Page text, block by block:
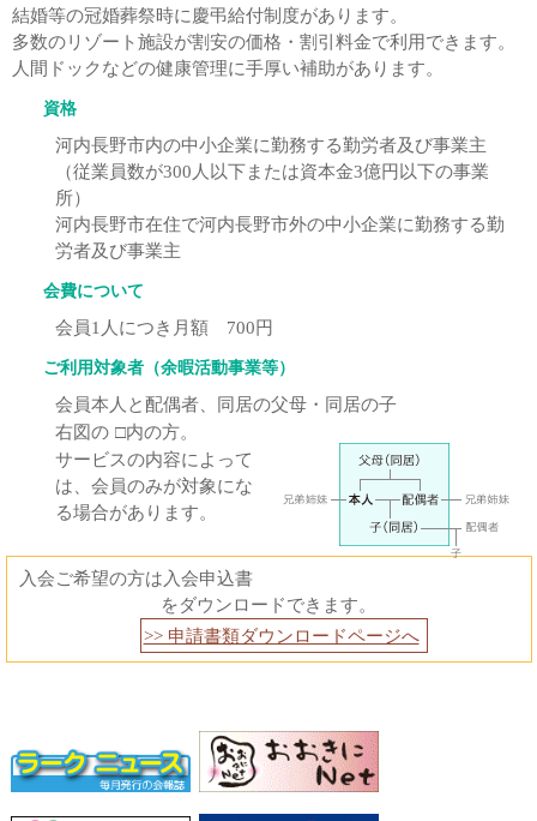
結婚等の冠婚葬祭時に慶弔給付制度があります。
多数のリゾート施設が割安の価格・割引料金で利用できます。
人間ドックなどの健康管理に手厚い補助があります。
資格
河内長野市内の中小企業に勤務する勤労者及び事業主
（従業員数が300人以下または資本金3億円以下の事業
所）
河内長野市在住で河内長野市外の中小企業に勤務する勤
労者及び事業主
会費について
会員1人につき月額 700円
ご利用対象者（余暇活動事業等）
会員本人と配偶者、同居の父母・同居の子
右図の □内の方。
サービスの内容によって
は、会員のみが対象にな
る場合があります。
入会ご希望の方は入会申込書
をダウンロードできます。
>> 申請書類ダウンロードページへ